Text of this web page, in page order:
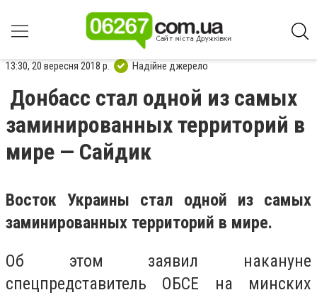
13:30, 20 вересня 2018 р. Надійне джерело
Донбасс стал одной из самых
заминированных территорий в
мире — Сайдик
Восток Украины стал одной из самых
заминированных территорий в мире.
Об этом заявил накануне
спецпредставитель ОБСЕ на минских